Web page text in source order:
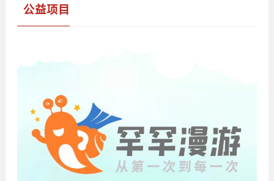
公益项目